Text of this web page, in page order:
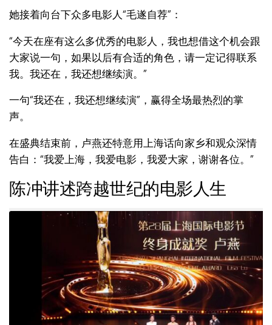
她接着向台下众多电影人“毛遂自荐”：
“今天在座有这么多优秀的电影人，我也想借这个机会跟
大家说一句，如果以后有合适的角色，请一定记得联系
我。我还在，我还想继续演。”
一句“我还在，我还想继续演”，赢得全场最热烈的掌
声。
在盛典结束前，卢燕还特意用上海话向家乡和观众深情
告白：“我爱上海，我爱电影，我爱大家，谢谢各位。”
陈冲讲述跨越世纪的电影人生